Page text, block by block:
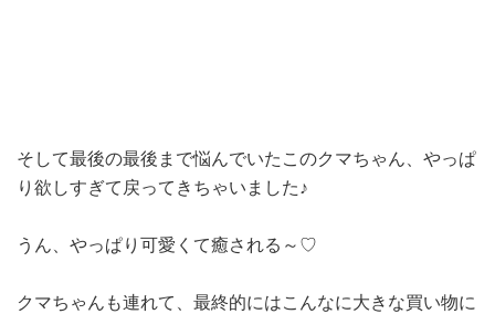
そして最後の最後まで悩んでいたこのクマちゃん、やっぱ
り欲しすぎて戻ってきちゃいました♪
うん、やっぱり可愛くて癒される～♡
クマちゃんも連れて、最終的にはこんなに大きな買い物に